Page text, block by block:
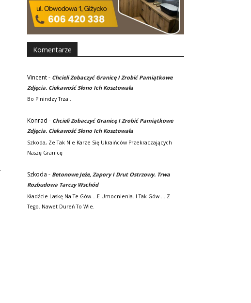
Komentarze
Vincent- Chcieli Zobaczyć Granicę I Zrobić Pamiątkowe
Zdjęcia. Ciekawość Słono Ich Kosztowała
Bo Pinindzy Trza .
Konrad - Chcieli Zobaczyć Granicę I Zrobić Pamiątkowe
Zdjęcia. Ciekawość Słono Ich Kosztowała
Szkoda, Ze Tak Nie Karze Się Ukraińców Przekraczających
Naszę Granicę
Szkoda - Betonowe Jeże, Zapory I Drut Ostrzowy. Trwa
Rozbudowa Tarczy Wschód
Kładźcie Laskę Na Te Gów....e Umocnienia. I Tak Gów.... Z
Tego. Nawet Dureń To Wie.